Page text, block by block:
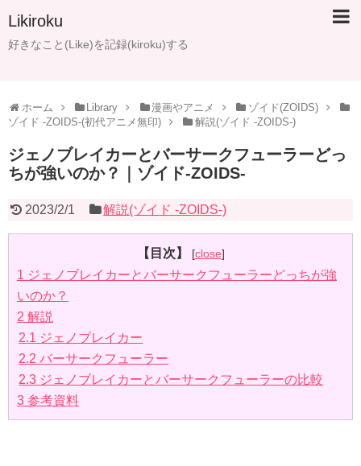
Likiroku
好きなこと(Like)を記録(kiroku)する
ホーム Library 漫画やアニメ
ゾイド(ZOIDS)
ゾイド -ZOIDS-(初代アニメ無印)
解説(ゾイド -ZOIDS-)
ジェノブレイカーとバーサークフューラーどっ
ちが強いのか？｜ゾイド-ZOIDS-
2023/2/1 解説(ゾイド -ZOIDS-)
【目次】 [close]
1 ジェノブレイカーとバーサークフューラーどっちが強
いのか？
2 解説
2.1 ジェノブレイカー
2.2 バーサークフューラー
2.3 ジェノブレイカーとバーサークフューラーの比較
3 参考資料